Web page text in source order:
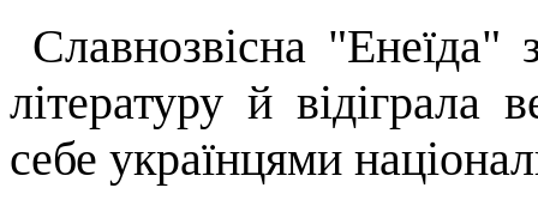
Славнозвісна "Енеїда"
літературу й відіграла
себе українцями